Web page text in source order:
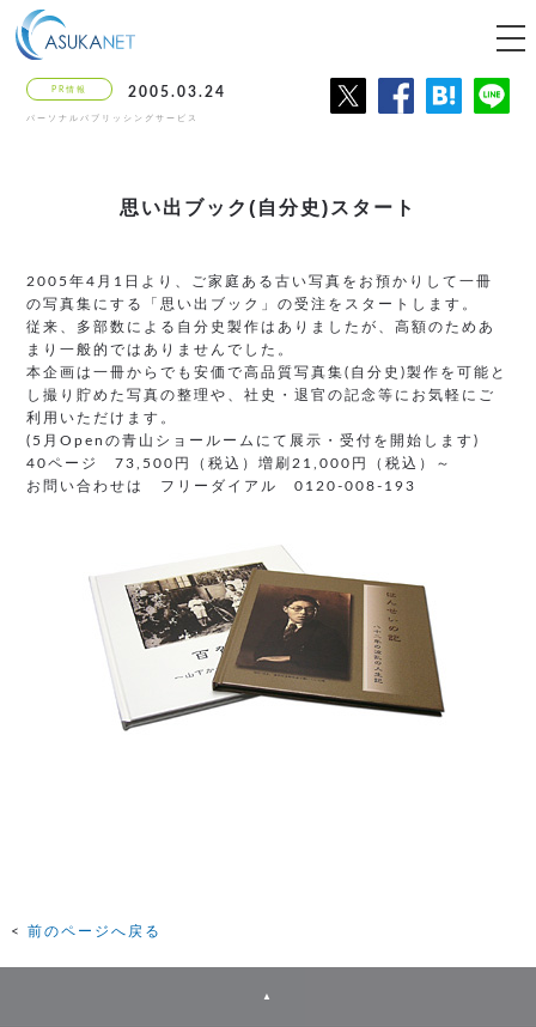
PR情報 2005.03.24
パーソナルパブリッシングサービス
思い出ブック(自分史)スタート
2005年4月1日より、ご家庭ある古い写真をお預かりして一冊
の写真集にする「思い出ブック」の受注をスタートします。
従来、多部数による自分史製作はありましたが、高額のためあ
まり一般的ではありませんでした。
本企画は一冊からでも安価で高品質写真集(自分史)製作を可能と
し撮り貯めた写真の整理や、社史・退官の記念等にお気軽にご
利用いただけます。
(5月Openの青山ショールームにて展示・受付を開始します)
40ページ 73,500円（税込）増刷21,000円（税込）～
お問い合わせは フリーダイアル 0120-008-193
前のページへ戻る
▲